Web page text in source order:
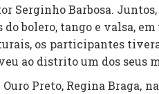
Serginho Barbosa.
bolero, tango e valsa,
os participantes
ao distrito um dos
Preto, Regina Braga,